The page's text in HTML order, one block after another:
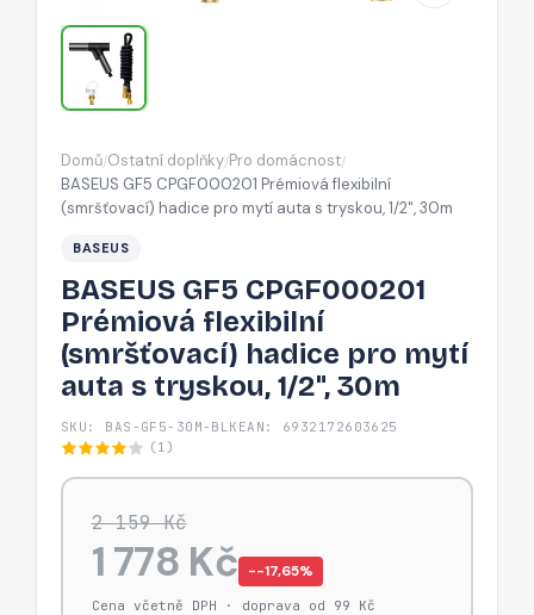
tryskou,
1/2",
Domů/Ostatní doplňky/Pro domácnost/
BASEUS GF5 CPGF000201 Prémiová flexibilní
(smršťovací) hadice pro mytí auta s tryskou, 1/2", 30m
BASEUS
BASEUS GF5 CPGF000201
Prémiová flexibilní
(smršťovací) hadice pro mytí
auta s tryskou, 1/2", 30m
SKU: BAS-GF5-30M-BLK EAN: 6932172603625
(1)
2 159 Kč
1 778 Kč −-17,65%
Cena včetně DPH · doprava od 99 Kč